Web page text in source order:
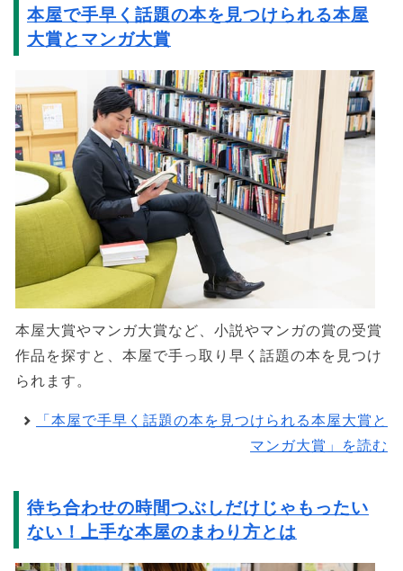
本屋で手早く話題の本を見つけられる本屋
大賞とマンガ大賞
本屋大賞やマンガ大賞など、小説やマンガの賞の受賞
作品を探すと、本屋で手っ取り早く話題の本を見つけ
られます。
「本屋で手早く話題の本を見つけられる本屋大賞と
マンガ大賞」を読む
待ち合わせの時間つぶしだけじゃもったい
ない！上手な本屋のまわり方とは